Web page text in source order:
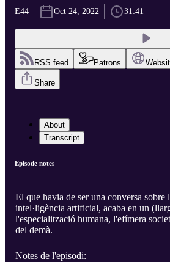
E44 Oct 24, 2022 31:41
RSS feed Patrons
Share
About
Transcript
Episode notes
El que havia de ser una conversa sobre
intel·ligència artificial, acaba en un
l'especialització humana, l'efímera
del demà.
Notes de l'episodi: